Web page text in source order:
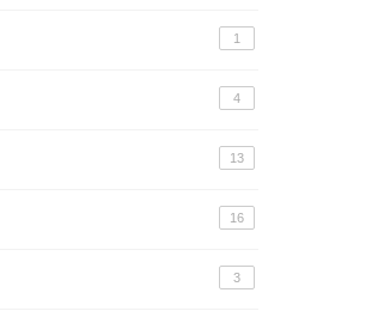
1
4
13
16
3